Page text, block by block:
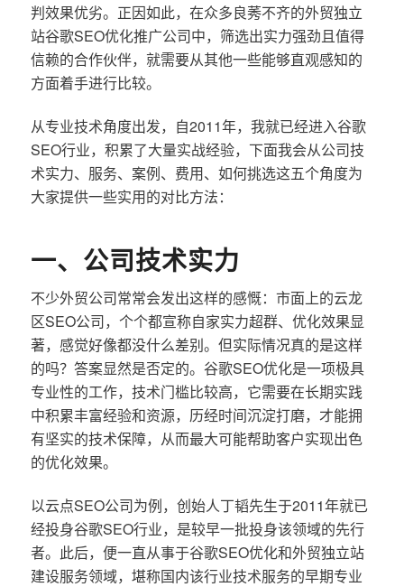
判效果优劣。正因如此，在众多良莠不齐的外贸独立
站谷歌SEO优化推广公司中，筛选出实力强劲且值得
信赖的合作伙伴，就需要从其他一些能够直观感知的
方面着手进行比较。
从专业技术角度出发，自2011年，我就已经进入谷歌
SEO行业，积累了大量实战经验，下面我会从公司技
术实力、服务、案例、费用、如何挑选这五个角度为
大家提供一些实用的对比方法：
一、公司技术实力
不少外贸公司常常会发出这样的感慨：市面上的云龙
区SEO公司，个个都宣称自家实力超群、优化效果显
著，感觉好像都没什么差别。但实际情况真的是这样
的吗？答案显然是否定的。谷歌SEO优化是一项极具
专业性的工作，技术门槛比较高，它需要在长期实践
中积累丰富经验和资源，历经时间沉淀打磨，才能拥
有坚实的技术保障，从而最大可能帮助客户实现出色
的优化效果。
以云点SEO公司为例，创始人丁韬先生于2011年就已
经投身谷歌SEO行业，是较早一批投身该领域的先行
者。此后，便一直从事于谷歌SEO优化和外贸独立站
建设服务领域，堪称国内该行业技术服务的早期专业